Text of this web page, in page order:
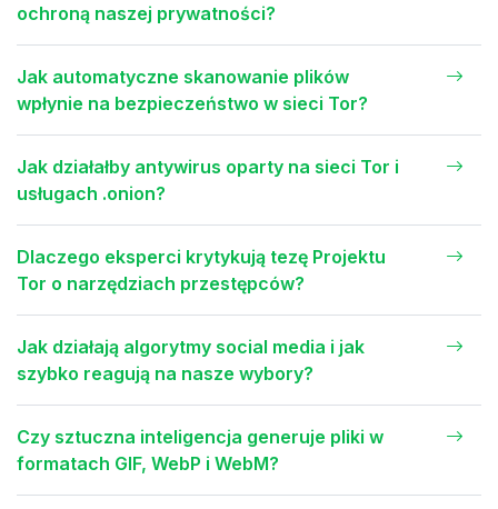
ochroną naszej prywatności?
Jak automatyczne skanowanie plików
wpłynie na bezpieczeństwo w sieci Tor?
Jak działałby antywirus oparty na sieci Tor i
usługach .onion?
Dlaczego eksperci krytykują tezę Projektu
Tor o narzędziach przestępców?
Jak działają algorytmy social media i jak
szybko reagują na nasze wybory?
Czy sztuczna inteligencja generuje pliki w
formatach GIF, WebP i WebM?